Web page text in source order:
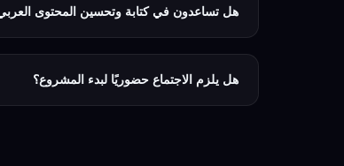
هل تساعدون في كتابة وتحسين المحتوى
هل يلزم الاجتماع حضوريًا لبدء المشروع؟